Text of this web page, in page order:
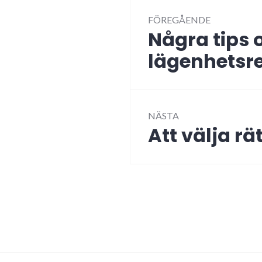
FÖREGÅENDE
Föregående
inlägg:
Några tips
NÄSTA
Nästa
Att välja